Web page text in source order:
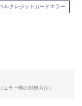
ルクレジットカードエラー
ラー時の対処方法）